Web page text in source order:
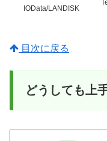
IOData/LANDISK
目次に戻る
どうしても上